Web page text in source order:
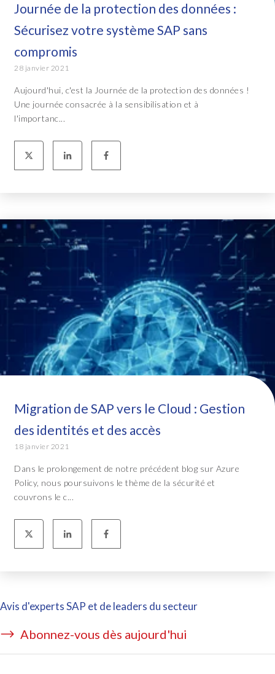
Journée de la protection des données :
Sécurisez votre système SAP sans
compromis
28 janvier 2021
Aujourd'hui, c'est la Journée de la protection des données !
Une journée consacrée à la sensibilisation et à
l'importanc...
Migration de SAP vers le Cloud : Gestion
des identités et des accès
18 janvier 2021
Dans le prolongement de notre précédent blog sur Azure
Policy, nous poursuivons le thème de la sécurité et
couvrons le c...
Avis d'experts SAP et de leaders du secteur
Abonnez-vous dès aujourd'hui